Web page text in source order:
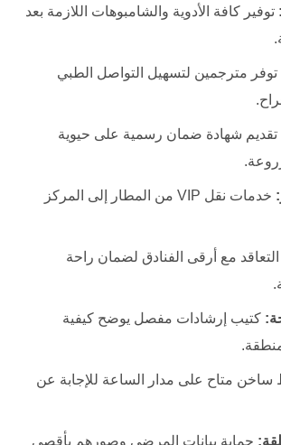
توفير كافة الأدوية والشامبوهات اللازمة بعد
توفر مترجمين لتسهيل التواصل الطبي
تقديم شهادة ضمان رسمية على حيوية
خدمات نقل VIP من المطار إلى المركز
التعاقد مع أرقى الفنادق لضمان راحة
كتيب إرشادات مفصل يوضح كيفية
متاح على مدار الساعة للإجابة عن
حماية بيانات المرضى وصورهم بأقصى